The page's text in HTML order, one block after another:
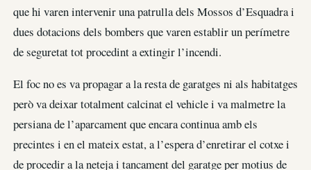
que hi varen intervenir una patrulla dels Mossos d’Esquadra i
dues dotacions dels bombers que varen establir un perímetre
de seguretat tot procedint a extingir l’incendi.
El foc no es va propagar a la resta de garatges ni als habitatges
però va deixar totalment calcinat el vehicle i va malmetre la
persiana de l’aparcament que encara continua amb els
precintes i en el mateix estat, a l’espera d’enretirar el cotxe i
de procedir a la neteja i tancament del garatge per motius de